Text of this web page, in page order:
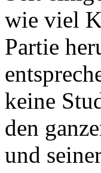
wie viel
Partie
keine
den
und